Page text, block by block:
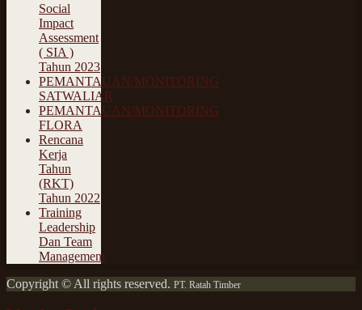
Social
Impact
Assessment
( SIA )
Tahun 2023
PEMANTAUAN/MONITORING
SATWALIAR
PEMANTAUAN/MONITORING
FLORA
Rencana
Kerja
Tahun
(RKT)
Tahun 2022
Training
Leadership
Dan Team
Management
Copyright © All rights reserved. PT. Ratah Timber